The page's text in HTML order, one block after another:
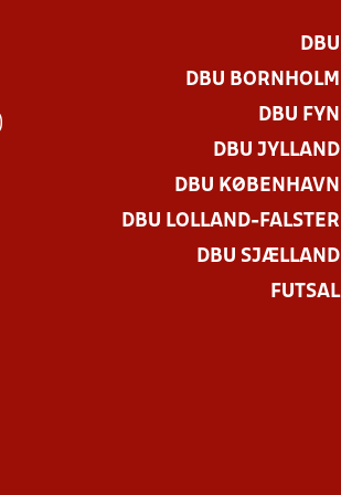
DBU
DBU BORNHOLM
DBU FYN
DBU JYLLAND
DBU KØBENHAVN
DBU LOLLAND-FALSTER
DBU SJÆLLAND
FUTSAL